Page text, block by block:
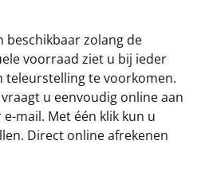
beschikbaar zolang de
voorraad ziet u bij ieder
teleurstelling te voorkomen.
u eenvoudig online aan
mail. Met één klik kun u
Direct online afrekenen